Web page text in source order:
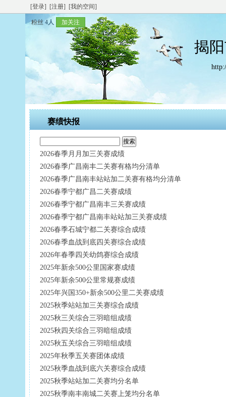
[登录] [注册] [我的空间]
粉丝 4人 加关注
揭
赛绩快报
2026春季月月加三关赛成绩
2026春季广昌南丰二关赛有格均分清单
2026春季广昌南丰站站加二关赛有格均分清单
2026春季宁都广昌二关赛成绩
2026春季宁都广昌南丰三关赛成绩
2026春季宁都广昌南丰站站加三关赛成绩
2026春季石城宁都二关赛综合成绩
2026春季血战到底四关赛综合成绩
2026年春季四关幼鸽赛综合成绩
2025年新余500公里国家赛成绩
2025年新余500公里常规赛成绩
2025年兴国350+新余500公里二关赛成绩
2025秋季站站加三关赛综合成绩
2025秋三关综合三羽暗组成绩
2025秋四关综合三羽暗组成绩
2025秋五关综合三羽暗组成绩
2025年秋季五关赛团体成绩
2025秋季血战到底六关赛综合成绩
2025秋季站站加二关赛均分名单
2025秋季南丰南城二关赛上笼均分名单